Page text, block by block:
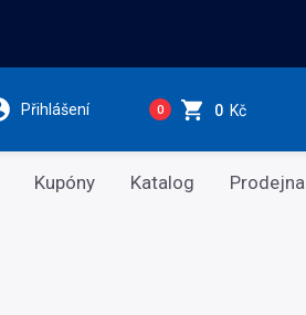
Přihlášení 0 0 Kč
Kupóny Katalog Prodejna